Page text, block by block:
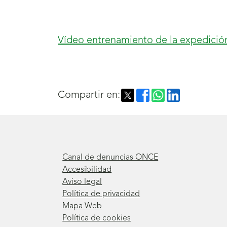
Vídeo entrenamiento de la
Compartir en:
Canal de denuncias ONCE
Accesibilidad
Aviso legal
Política de privacidad
Mapa Web
Política de cookies